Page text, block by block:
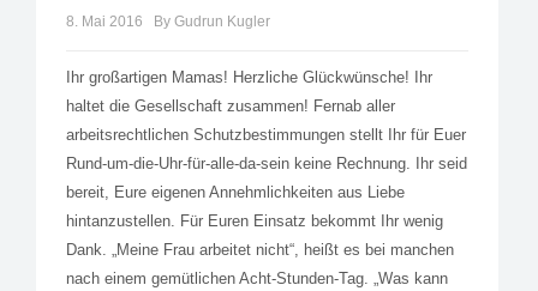
8. Mai 2016 By Gudrun Kugler
Ihr großartigen Mamas! Herzliche Glückwünsche! Ihr
haltet die Gesellschaft zusammen! Fernab aller
arbeitsrechtlichen Schutzbestimmungen stellt Ihr für Euer
Rund-um-die-Uhr-für-alle-da-sein keine Rechnung. Ihr seid
bereit, Eure eigenen Annehmlichkeiten aus Liebe
hintanzustellen. Für Euren Einsatz bekommt Ihr wenig
Dank. „Meine Frau arbeitet nicht“, heißt es bei manchen
nach einem gemütlichen Acht-Stunden-Tag. „Was kann